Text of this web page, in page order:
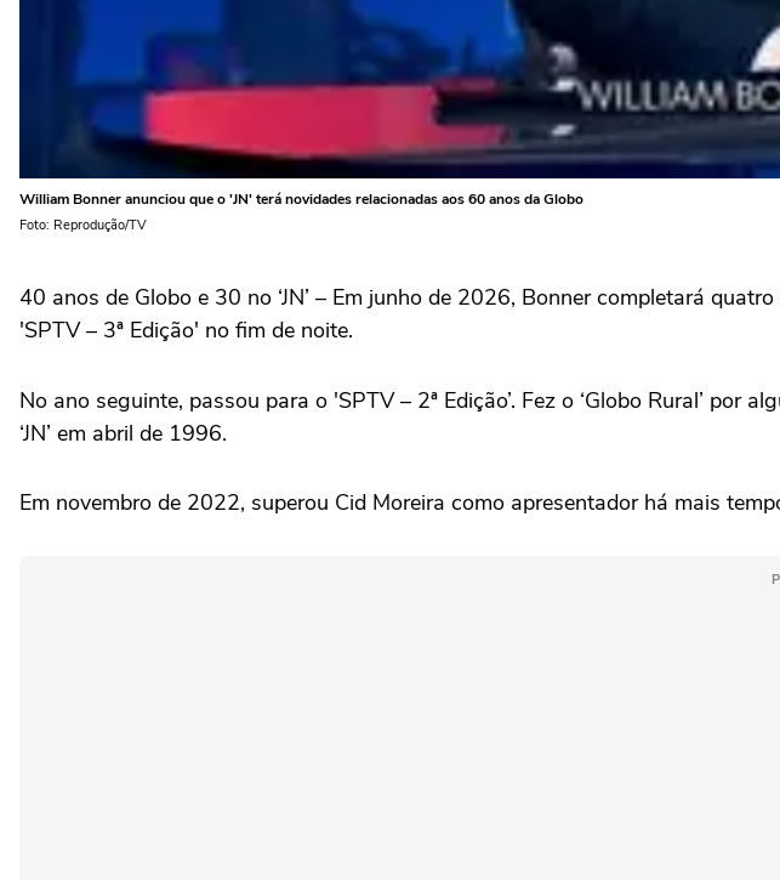
William Bonner anunciou que o 'JN' terá novidades relacionadas aos 60 anos da Globo
Foto: Reprodução/TV
40 anos de Globo e 30 no ‘JN’ – Em junho de 2026, Bonner completará
'SPTV – 3ª Edição' no fim de noite.
No ano seguinte, passou para o 'SPTV – 2ª Edição’. Fez o ‘Globo Rural’ por
‘JN’ em abril de 1996.
Em novembro de 2022, superou Cid Moreira como apresentador há mais